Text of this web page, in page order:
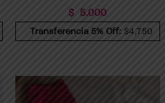
$ 5.000
Transferencia 5% Off: $4,750